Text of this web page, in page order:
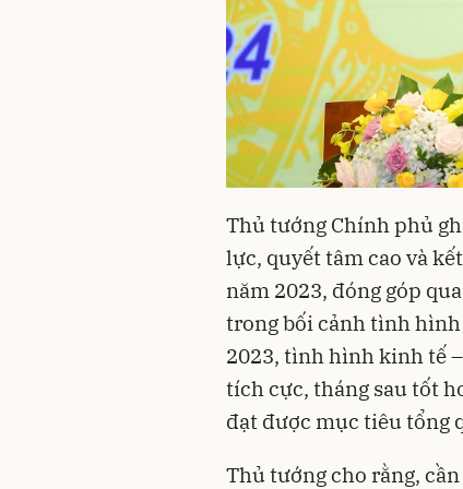
Thủ tướng Chính phủ
lực, quyết tâm cao và
năm 2023, đóng góp
trong bối cảnh tình
2023, tình hình kinh tế
tích cực, tháng sau tốt
đạt được mục tiêu tổng
Thủ tướng cho rằng,